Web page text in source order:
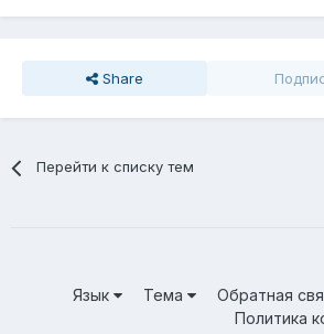
Share
Перейти к списку тем
Язык Тема Обратная
Политика